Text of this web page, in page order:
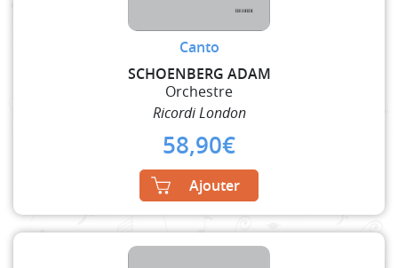
Canto
SCHOENBERG ADAM
Orchestre
Ricordi London
58,90€
Ajouter